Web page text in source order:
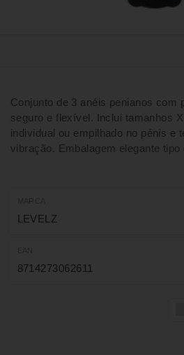
Conjunto de 3 anéis penianos com
seguro e flexível. Inclui tamanhos
individual ou empilhado no pénis e
vibração. Embalagem elegante tipo
LEVELZ
8714273062611